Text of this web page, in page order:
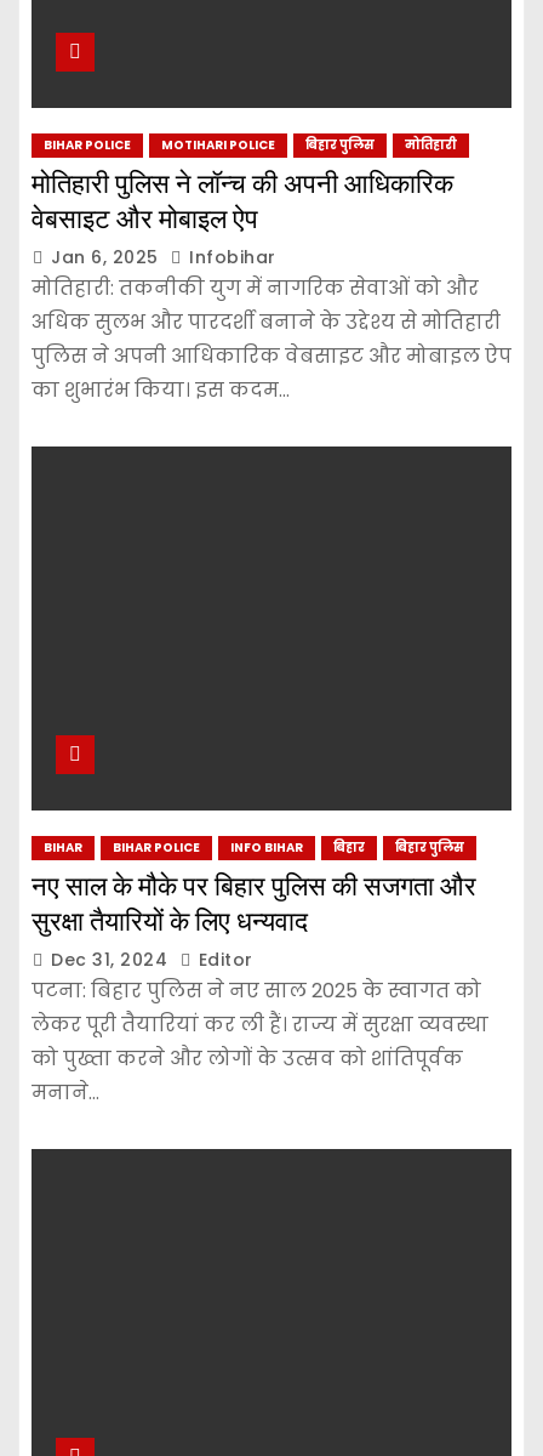
BIHAR POLICE MOTIHARI POLICE बिहार पुलिस मोतिहारी
मोतिहारी पुलिस ने लॉन्च की अपनी आधिकारिक
वेबसाइट और मोबाइल ऐप
Jan 6, 2025 Infobihar
मोतिहारी: तकनीकी युग में नागरिक सेवाओं को और
अधिक सुलभ और पारदर्शी बनाने के उद्देश्य से मोतिहारी
पुलिस ने अपनी आधिकारिक वेबसाइट और मोबाइल ऐप
का शुभारंभ किया। इस कदम…
BIHAR BIHAR POLICE INFO BIHAR बिहार बिहार पुलिस
नए साल के मौके पर बिहार पुलिस की सजगता और
सुरक्षा तैयारियों के लिए धन्यवाद
Dec 31, 2024 Editor
पटना: बिहार पुलिस ने नए साल 2025 के स्वागत को
लेकर पूरी तैयारियां कर ली हैं। राज्य में सुरक्षा व्यवस्था
को पुख्ता करने और लोगों के उत्सव को शांतिपूर्वक
मनाने…